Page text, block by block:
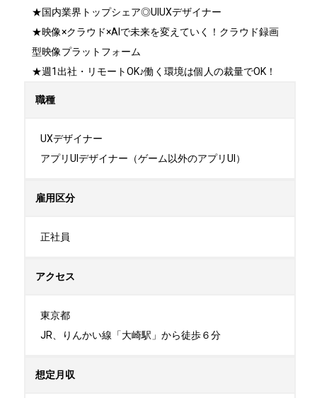
★国内業界トップシェア◎UIUXデザイナー
★映像×クラウド×AIで未来を変えていく！クラウド録画
型映像プラットフォーム
★週1出社・リモートOK♪働く環境は個人の裁量でOK！
職種
UXデザイナー
アプリUIデザイナー（ゲーム以外のアプリUI）
雇用区分
正社員
アクセス
東京都
JR、りんかい線「大崎駅」から徒歩６分
想定月収